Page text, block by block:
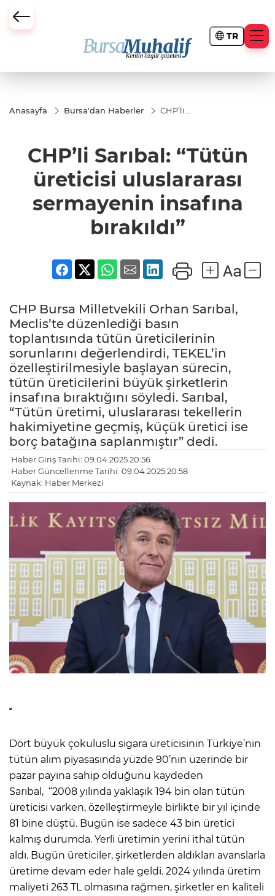
TR
Büyükşehir Darbesi
Anasayfa Bursa'dan Haberler
CHP’li
uluslararası
sermayenin
bırakıldı”
CHP’li Sarıbal: “Tütün
üreticisi uluslararası
sermayenin insafına
bırakıldı”
CHP Bursa Milletvekili Orhan Sarıbal,
Meclis’te düzenlediği basın
toplantısında tütün üreticilerinin
sorunlarını değerlendirdi, TEKEL’in
özelleştirilmesiyle başlayan sürecin,
tütün üreticilerini büyük şirketlerin
insafına bıraktığını söyledi. Sarıbal,
“Tütün üretimi, uluslararası tekellerin
hakimiyetine geçmiş, küçük üretici ise
borç batağına saplanmıştır” dedi.
Haber Giriş Tarihi: 09.04.2025 20:56
Haber Güncellenme Tarihi: 09.04.2025 20:58
Kaynak: Haber Merkezi
Dört büyük çokuluslu sigara üreticisinin Türkiye’nin
tütün alım piyasasında yüzde 90’nın üzerinde bir
pazar payına sahip olduğunu kaydeden
Sarıbal, “2008 yılında yaklaşık 194 bin olan tütün
üreticisi varken, özelleştirmeyle birlikte bir yıl içinde
81 bine düştü. Bugün ise sadece 43 bin üretici
kalmış durumda. Yerli üretimin yerini ithal tütün
aldı. Bugün üreticiler, şirketlerden aldıkları avanslarla
üretime devam eder hale geldi. 2024 yılında üretim
maliyeti 263 TL olmasına rağmen, şirketler en kaliteli